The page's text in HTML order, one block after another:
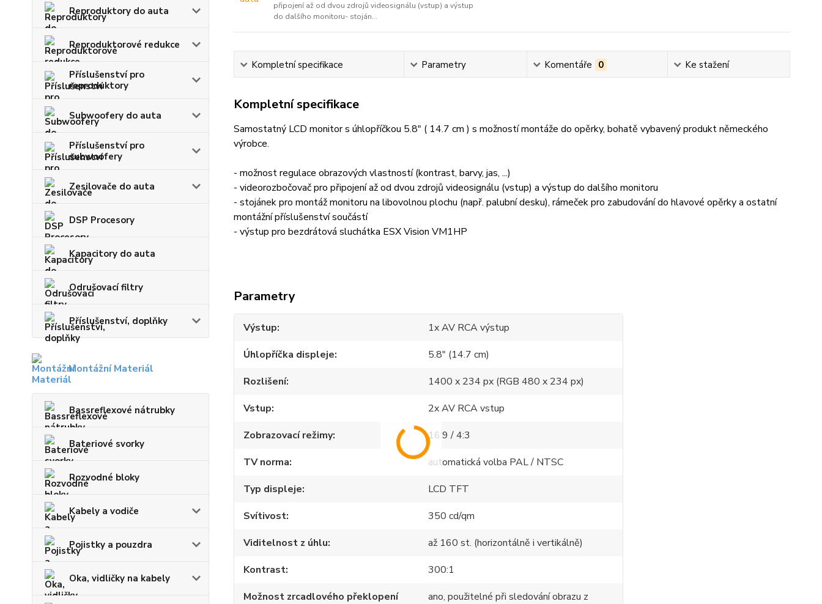
Reproduktory do auta
Reproduktorové redukce
Příslušenství pro
reproduktory
Subwoofery do auta
Příslušenství pro
subwoofery
Zesilovače do auta
DSP Procesory
Kapacitory do auta
Odrušovací filtry
Příslušenství, doplňky
Montážní Materiál
Bassreflexové nátrubky
Bateriové svorky
Rozvodné bloky
Kabely a vodiče
Pojistky a pouzdra
Oka, vidličky na kabely
připojení až od dvou zdrojů videosignálu (vstup) a výstup
do dalšího monitoru- stoján...
Kompletní specifikace Parametry Komentáře 0 Ke stažení
Kompletní specifikace
Samostatný LCD monitor s úhlopříčkou 5.8" ( 14.7 cm ) s možností montáže do opěrky, bohatě vybavený produkt německého
výrobce.
- možnost regulace obrazových vlastností (kontrast, barvy, jas, ...)
- videorozbočovač pro připojení až od dvou zdrojů videosignálu (vstup) a výstup do dalšího monitoru
- stojánek pro montáž monitoru na libovolnou plochu (např. palubní desku), rámeček pro zabudování do hlavové opěrky a ostatní
montážní příslušenství součástí
- výstup pro bezdrátová sluchátka ESX Vision VM1HP
Parametry
Výstup
1x AV RCA výstup
Úhlopříčka displeje
5.8" (14.7 cm)
Rozlišení
1400 x 234 px (RGB 480 x 234 px)
Vstup
2x AV RCA vstup
Zobrazovací režimy
16:9 / 4:3
TV norma
automatická volba PAL / NTSC
Typ displeje
LCD TFT
Svítivost
350 cd/qm
Viditelnost z úhlu
až 160 st. (horizontálně i vertikálně)
Kontrast
300:1
Možnost zrcadlového překlopení
ano, použitelné při sledování obrazu z